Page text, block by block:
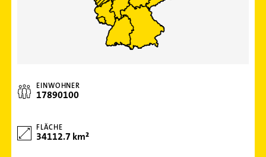
EINWOHNER
17890100
FLÄCHE
34112.7 km²